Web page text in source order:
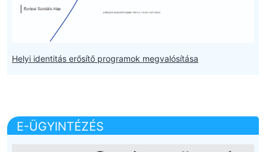
Helyi identitás erősítő programok megvalósítása
E-ÜGYINTÉZÉS